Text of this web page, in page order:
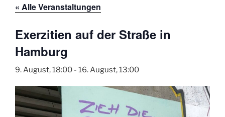
« Alle Veranstaltungen
Exerzitien auf der Straße in
Hamburg
9. August, 18:00 - 16. August, 13:00